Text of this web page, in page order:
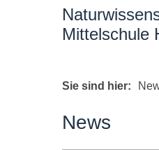
Mittelschule
Sie sind hier:
News